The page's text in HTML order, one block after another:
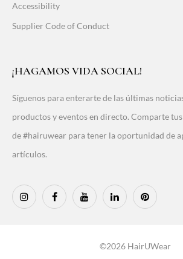
Accessibility
Supplier Code of Conduct
¡HAGAMOS VIDA SOCIAL!
Síguenos para enterarte de las últimas
productos y eventos en directo. Comparte
de #hairuwear para tener la oportunidad de
artículos.
©2026 HairUWear